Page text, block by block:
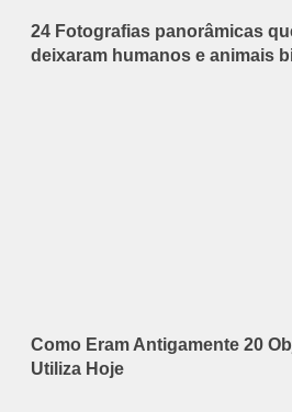
24 Fotografias panorâmicas
deixaram humanos e animais
Como Eram Antigamente 20
Utiliza Hoje